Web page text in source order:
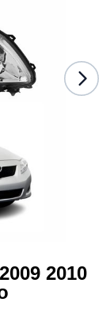
2010